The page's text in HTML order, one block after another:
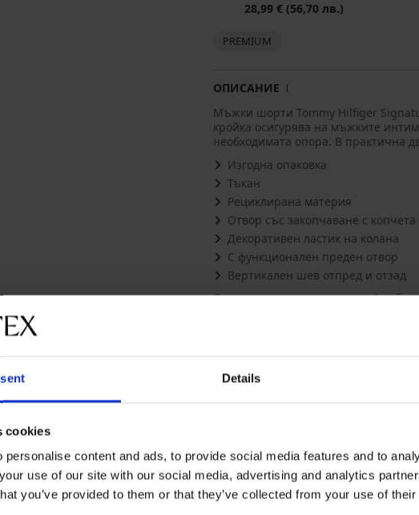
Details
cookies
personalise content and ads, to provide social media features and to
use of our site with our social media, advertising and analytics
you’ve provided to them or that they’ve collected from your use of
28,99 € (56,70 лв.)
PREMIUM
ОПИСАНИЕ
Мъжки шорти Tommy Hilfiger
кройка осигурява на мъжките
необходимата опора. В практична
Изгодна опаковка
Тъкан
Рециклирана материя
Отвор със закопчаване с копчета
Декоративен ластик на колана
С функционален преден отвор
Вертикален шев отпред и отзад
Опаковката съдържа два чифта
6,
Марка
Производител
Може да ви хареса